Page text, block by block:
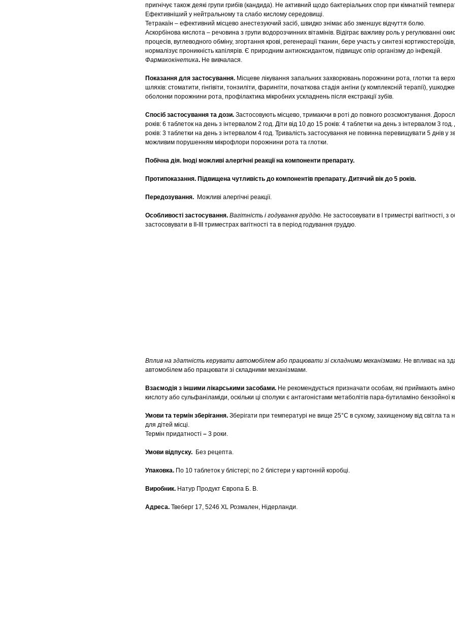
пригнічує також деякі групи грибів (кандида). Не активний щодо бактеріальних спор при кімнатній
Ефективніший у нейтральному та слабо кислому середовищі.
Тетракаїн – ефективний місцево анестезуючий засіб, швидко знімає або зменшує відчуття болю.
Аскорбінова кислота – речовина з групи водорозчинних вітамінів. Відіграє важливу роль у регулюванні
процесів, вуглеводного обміну, згортання крові, регенерації тканин, бере участь у синтезі
нормалізує проникність капілярів. Є природним антиоксидантом, підвищує опір організму до інфекцій.
Фармакокінетика. Не вивчалася.
Показання для застосування. Місцеве лікування запальних захворювань порожнини рота, глотки та
шляхів: стоматити, гінгівіти, тонзиліти, фарингіти, початкова стадія ангіни (у комплексній терапії),
оболонки порожнини рота, профілактика мікробних ускладнень після екстракції зубів.
Спосіб застосування та дози. Застосовують місцево, тримаючи в роті до повного розсмоктування.
років: 6 таблеток на день з інтервалом 2 год. Діти від 10 до 15 років: 4 таблетки на день з інтервалом 3 год.
років: 3 таблетки на день з інтервалом 4 год. Тривалість застосування не повинна перевищувати 5 днів у
можливим порушенням мікрофлори порожнини рота та глотки.
Побічна дія. Іноді можливі алергічні реакції на компоненти препарату.
Протипоказання. Підвищена чутливість до компонентів препарату. Дитячий вік до 5 років.
Передозування. Можливі алергічні реакції.
Особливості застосування. Вагітність і годування груддю. Не застосовувати в І триместрі вагітності, з
застосовувати в ІІ-ІІІ триместрах вагітності та в період годування груддю.
Вплив на здатність керувати автомобілем або працювати зі складними механізмами. Не впливає на
автомобілем або працювати зі складними механізмами.
Взаємодія з іншими лікарськими засобами. Не рекомендується призначати особам, які приймають
кислоту або сульфаніламіди, оскільки ці сполуки є антагоністами метаболітів пара-бутиламіно бензойної
Умови та термін зберігання. Зберігати при температурі не вище 25°С в сухому, захищеному від світла та
для дітей місці.
Термін придатності – 3 роки.
Умови відпуску. Без рецепта.
Упаковка. По 10 таблеток у блістері; по 2 блістери у картонній коробці.
Виробник. Натур Продукт Європа Б. В.
Адреса. Твеберг 17, 5246 XL Розмален, Нідерланди.